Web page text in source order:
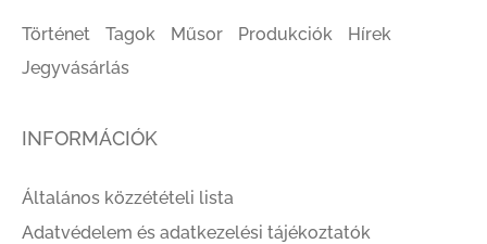
Történet Tagok Műsor Produkciók
Hírek
Jegyvásárlás
INFORMÁCIÓK
Általános közzétételi lista
Adatvédelem és adatkezelési tájékoztatók